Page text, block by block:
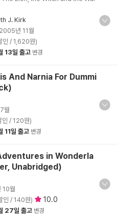
J. Kirk
2005년 11월
인 / 1,620원)
13일 출고 변경
And Narnia For Dummi
월
/ 120원)
11일 출고 변경
in Wonderla
Unabridged)
10월
인 / 140원) 10.0
27일 출고 변경